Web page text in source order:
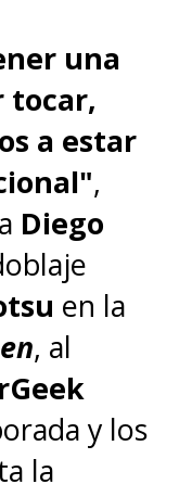
アニメ
賞
品賞
グ賞
ャラ
una
a estar
,
Diego
en la
, al
y los
la